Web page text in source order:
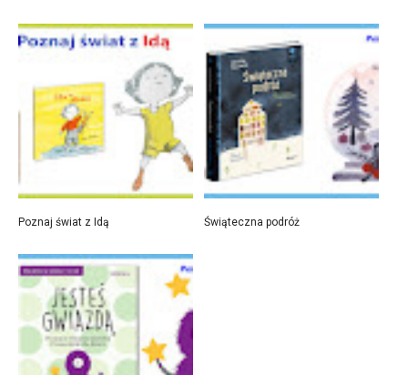
Poznaj świat z Idą Świąteczna podróż